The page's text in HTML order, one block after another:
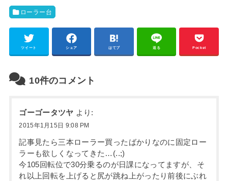
ローラー台
ツイート シェア はてブ 送る Pocket
10件のコメント
ゴーゴータツヤ より:
2015年1月15日 9:08 PM
記事見たら三本ローラー買ったばかりなのに固定ロー
ラーも欲しくなってきた…(..;)
今105回転位で30分乗るのが日課になってますが、そ
れ以上回転を上げると尻が跳ね上がったり前後にぶれ